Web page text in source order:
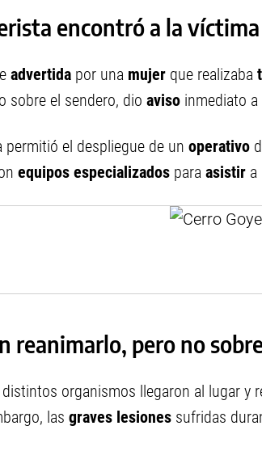
encontró a la víctima
advertida por una mujer que realizaba
sobre el sendero, dio aviso inmediato
permitió el despliegue de un operativo
equipos especializados para asistir a
reanimarlo, pero no
organismos llegaron al lugar y
las graves lesiones sufridas